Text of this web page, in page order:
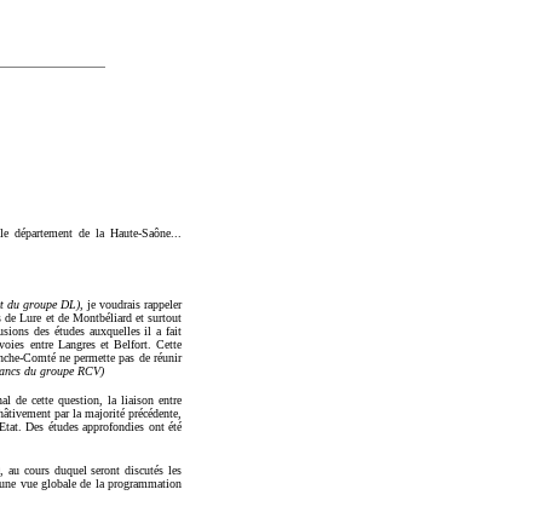
de la Haute-Saône...
du groupe DL), je voudrais rappeler
de Lure et de Montbéliard et surtout
des études auxquelles il a fait
entre Langres et Belfort. Cette
Comté ne permette pas de réunir
du groupe RCV)
de cette question, la liaison entre
par la majorité précédente,
Des études approfondies ont été
au cours duquel seront discutés les
vue globale de la programmation